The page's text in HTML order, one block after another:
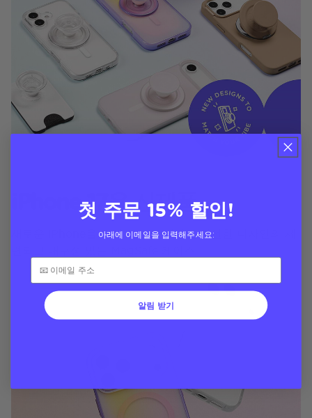
iPhone 17용 신제품
새로운 iPhone을 위해 특별히 제작된 신선한 디자인의 세
첫 주문 15% 할인!
아래에 이메일을 입력해주세요:
알림 받기